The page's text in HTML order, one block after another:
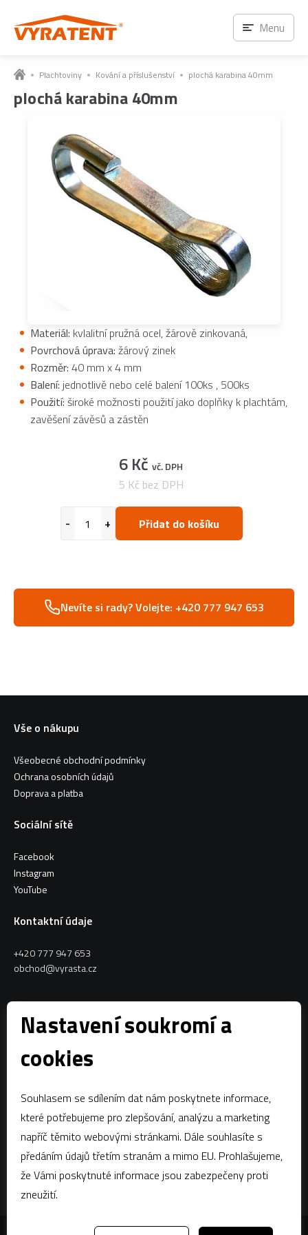
Plachtoviny Kování a příslušenství plochá karabina 40mm
plochá karabina 40mm
Materiál: kvlalitní pružná ocel, žárově zinkovaná,
Povrchová úprava: žárový zinek
Rozměr: 40 mm x 4 mm
Balení: jednotlivě nebo celé balení 100ks , 500ks
Použití: široké možnosti použití jako doplňky k plachtám,
zavěšení závěsů a zástěn
6 Kč vč. DPH
5 Kč bez DPH
Přidat do košíku
Nevíte si rady? Volejte: +420 777 947 653
Vše o nákupu
Všeobecné obchodní podmínky
Ochrana osobních údajů
Doprava a platba
Sociální sítě
Facebook
Instagram
YouTube
Kontaktní údaje
+420 777 947 653
obchod@vyrasta.cz
Kontakty
Spytihněv 145
DIČ:CZ28287843
Zápis dle § 13a obchodního zákoníku:Krajský soud v Brně, oddíl C,
vložka 58796
Menu
Nastavení soukromí a
cookies
Souhlasem se sdílením dat nám poskytnete informace,
které potřebujeme pro zlepšování, analýzu a marketing
napříč těmito webovými stránkami. Dále souhlasíte s
předáním údajů třetím stranám a mimo EU. Prohlašujeme,
že Vámi poskytnuté informace jsou zabezpečeny proti
zneužití.